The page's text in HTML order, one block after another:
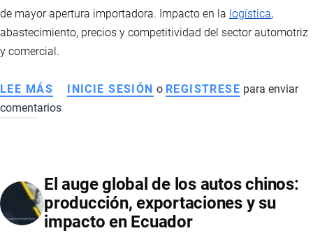
de mayor apertura importadora. Impacto en la logística,
abastecimiento, precios y competitividad del sector automotriz
y comercial.
LEE MÁS SOBRE
SECTOR
ECUADOR:
IMPORTACIONES,
LOGÍSTICA
INICIE SESIÓN o REGISTRESE para enviar
comentarios
El auge global de los autos chinos:
producción, exportaciones y su
impacto en Ecuador